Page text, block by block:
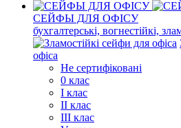
СЕЙФЫ ДЛЯ ОФІСУ
бухгалтерські, вогнестійкі,
офіса
Не сертифіковані
0 клас
I клас
II клас
III клас